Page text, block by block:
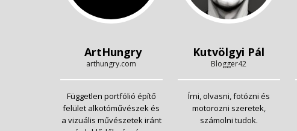
ArtHungry
arthungry.com
Független portfólió építő
felület alkotóművészek és
a vizuális művészetek iránt
Kutvölgyi Pál
Blogger42
Írni, olvasni, fotózni és
motorozni szeretek,
számolni tudok.